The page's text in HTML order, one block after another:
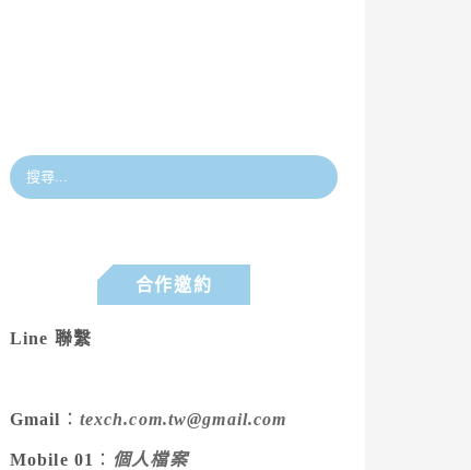
合作邀約
Line 聯繫
Gmail ： texch.com.tw@gmail.com
Mobile 01 ： 個人檔案